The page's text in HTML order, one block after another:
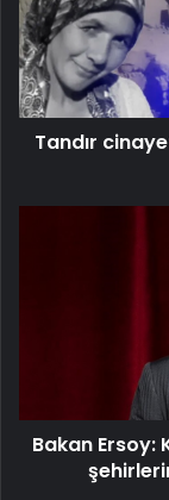
Mahkeme
keşif
kararı
aldı!
Tandır
kademeli
dahil
Bakan Ersoy: